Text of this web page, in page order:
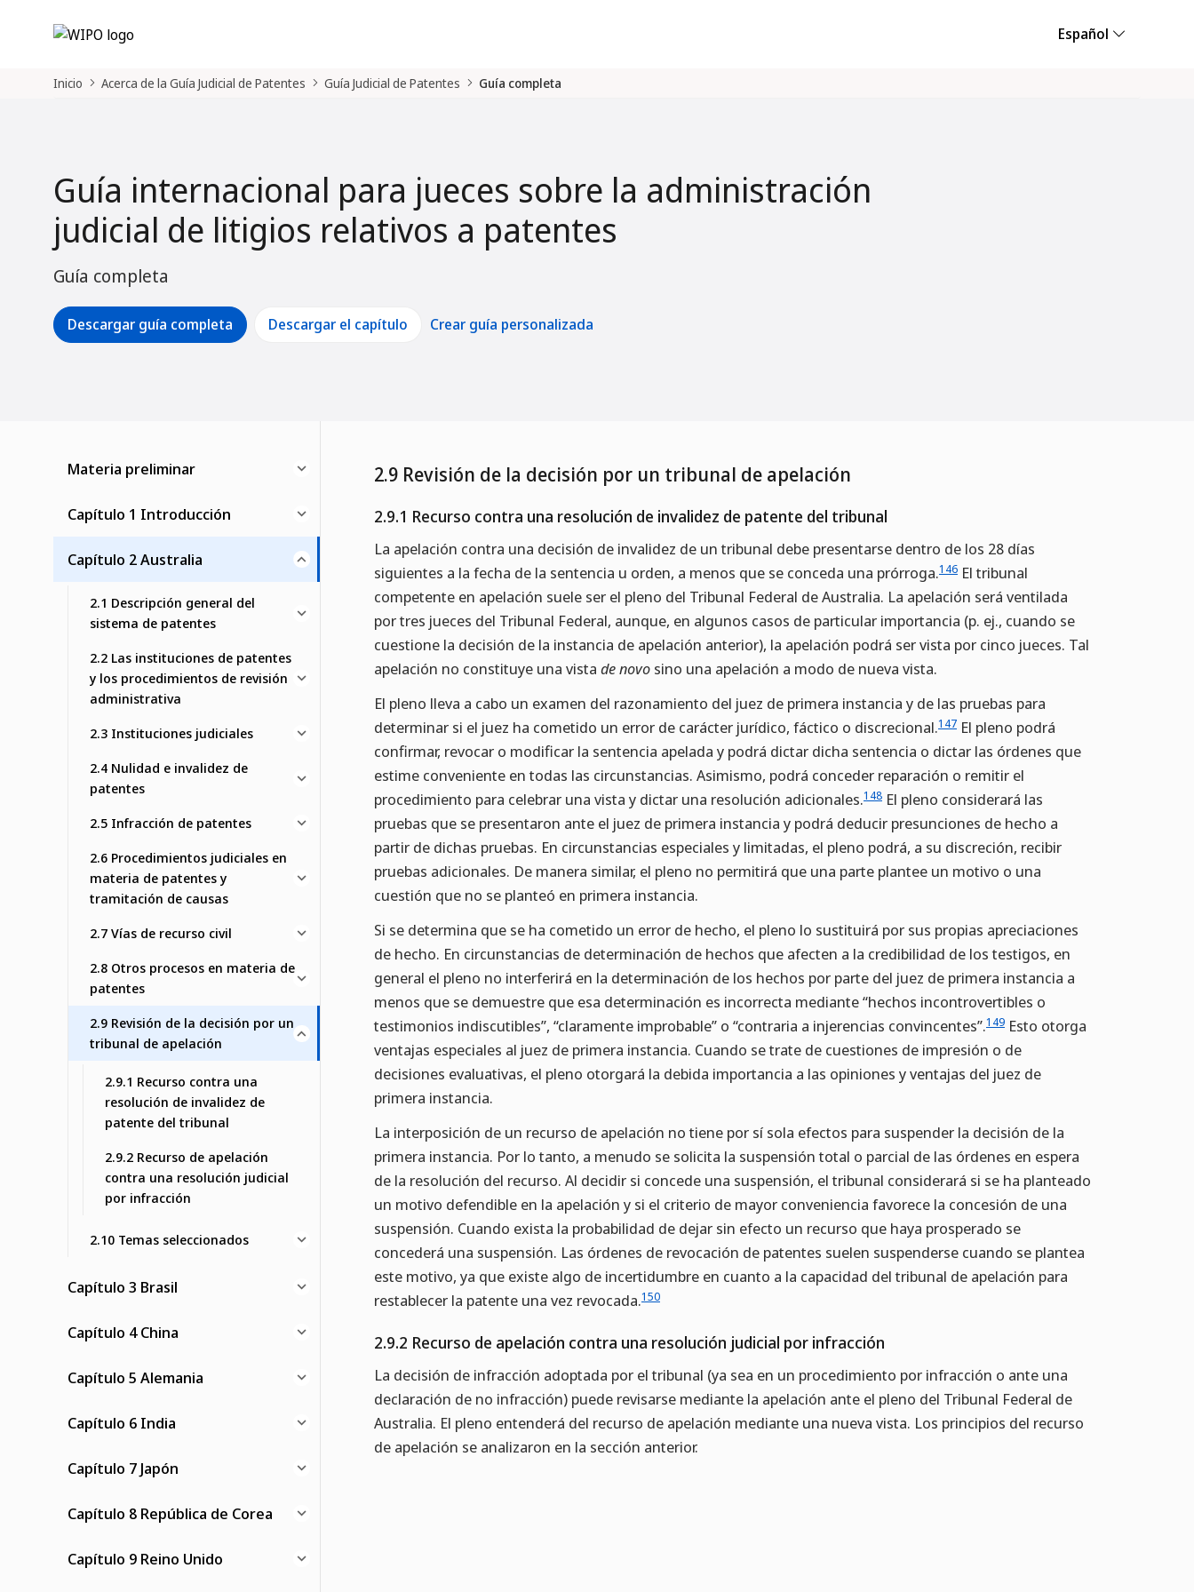
Español
Inicio Acerca de la Guía Judicial de Patentes Guía Judicial de Patentes Guía completa
Guía internacional para jueces sobre la administración
judicial de litigios relativos a patentes
Guía completa
Descargar guía completa Descargar el capítulo Crear guía personalizada
Materia preliminar
Capítulo 1 Introducción
Capítulo 2 Australia
2.1 Descripción general del
sistema de patentes
2.2 Las instituciones de patentes
y los procedimientos de revisión
administrativa
2.3 Instituciones judiciales
2.4 Nulidad e invalidez de
patentes
2.5 Infracción de patentes
2.6 Procedimientos judiciales en
materia de patentes y
tramitación de causas
2.7 Vías de recurso civil
2.8 Otros procesos en materia de
patentes
2.9 Revisión de la decisión por un
tribunal de apelación
2.9.1 Recurso contra una
resolución de invalidez de
patente del tribunal
2.9.2 Recurso de apelación
contra una resolución judicial
por infracción
2.10 Temas seleccionados
Capítulo 3 Brasil
Capítulo 4 China
Capítulo 5 Alemania
Capítulo 6 India
Capítulo 7 Japón
Capítulo 8 República de Corea
Capítulo 9 Reino Unido
2.9 Revisión de la decisión por un tribunal de apelación
2.9.1 Recurso contra una resolución de invalidez de patente del tribunal
La apelación contra una decisión de invalidez de un tribunal debe presentarse dentro de los 28 días
siguientes a la fecha de la sentencia u orden, a menos que se conceda una prórroga.146 El tribunal
competente en apelación suele ser el pleno del Tribunal Federal de Australia. La apelación será ventilada
por tres jueces del Tribunal Federal, aunque, en algunos casos de particular importancia (p. ej., cuando se
cuestione la decisión de la instancia de apelación anterior), la apelación podrá ser vista por cinco jueces. Tal
apelación no constituye una vista de novo sino una apelación a modo de nueva vista.
El pleno lleva a cabo un examen del razonamiento del juez de primera instancia y de las pruebas para
determinar si el juez ha cometido un error de carácter jurídico, fáctico o discrecional.147 El pleno podrá
confirmar, revocar o modificar la sentencia apelada y podrá dictar dicha sentencia o dictar las órdenes que
estime conveniente en todas las circunstancias. Asimismo, podrá conceder reparación o remitir el
procedimiento para celebrar una vista y dictar una resolución adicionales.148 El pleno considerará las
pruebas que se presentaron ante el juez de primera instancia y podrá deducir presunciones de hecho a
partir de dichas pruebas. En circunstancias especiales y limitadas, el pleno podrá, a su discreción, recibir
pruebas adicionales. De manera similar, el pleno no permitirá que una parte plantee un motivo o una
cuestión que no se planteó en primera instancia.
Si se determina que se ha cometido un error de hecho, el pleno lo sustituirá por sus propias apreciaciones
de hecho. En circunstancias de determinación de hechos que afecten a la credibilidad de los testigos, en
general el pleno no interferirá en la determinación de los hechos por parte del juez de primera instancia a
menos que se demuestre que esa determinación es incorrecta mediante “hechos incontrovertibles o
testimonios indiscutibles”, “claramente improbable” o “contraria a injerencias convincentes”.149 Esto otorga
ventajas especiales al juez de primera instancia. Cuando se trate de cuestiones de impresión o de
decisiones evaluativas, el pleno otorgará la debida importancia a las opiniones y ventajas del juez de
primera instancia.
La interposición de un recurso de apelación no tiene por sí sola efectos para suspender la decisión de la
primera instancia. Por lo tanto, a menudo se solicita la suspensión total o parcial de las órdenes en espera
de la resolución del recurso. Al decidir si concede una suspensión, el tribunal considerará si se ha planteado
un motivo defendible en la apelación y si el criterio de mayor conveniencia favorece la concesión de una
suspensión. Cuando exista la probabilidad de dejar sin efecto un recurso que haya prosperado se
concederá una suspensión. Las órdenes de revocación de patentes suelen suspenderse cuando se plantea
este motivo, ya que existe algo de incertidumbre en cuanto a la capacidad del tribunal de apelación para
restablecer la patente una vez revocada.150
2.9.2 Recurso de apelación contra una resolución judicial por infracción
La decisión de infracción adoptada por el tribunal (ya sea en un procedimiento por infracción o ante una
declaración de no infracción) puede revisarse mediante la apelación ante el pleno del Tribunal Federal de
Australia. El pleno entenderá del recurso de apelación mediante una nueva vista. Los principios del recurso
de apelación se analizaron en la sección anterior.